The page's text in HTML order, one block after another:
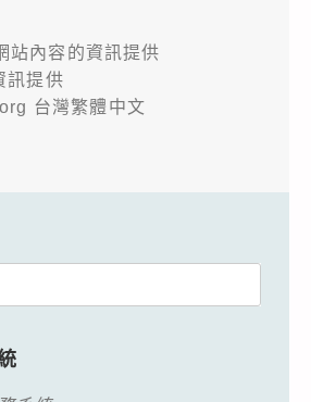
站內容的資訊提供
訊提供
台灣繁體中文